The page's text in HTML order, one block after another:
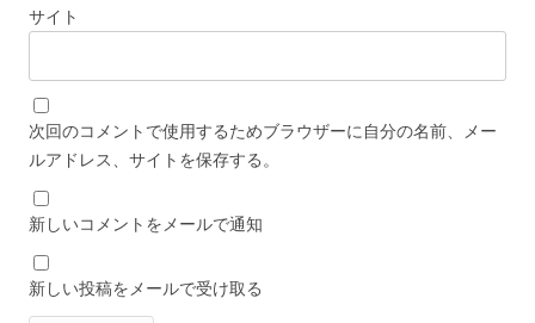
サイト
次回のコメントで使用するためブラウザーに自分の名前、メー
ルアドレス、サイトを保存する。
新しいコメントをメールで通知
新しい投稿をメールで受け取る